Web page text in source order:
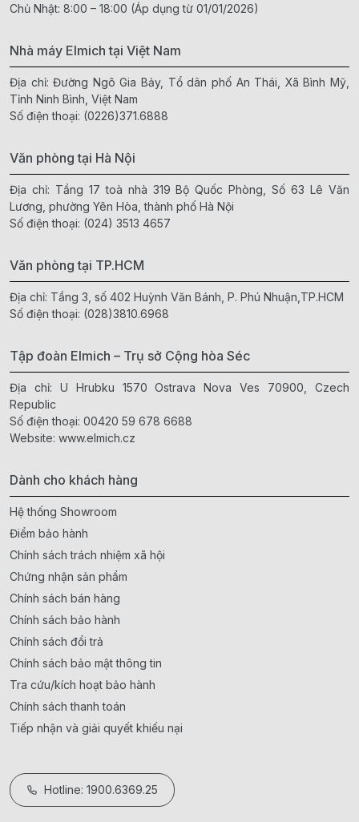
Chủ Nhật: 8:00 – 18:00 (Áp dụng từ 01/01/2026)
Nhà máy Elmich tại Việt Nam
Địa chỉ: Đường Ngô Gia Bảy, Tổ dân phố An Thái, Xã Bình Mỹ,
Tỉnh Ninh Bình, Việt Nam
Số điện thoại: (0226)371.6888
Văn phòng tại Hà Nội
Địa chỉ: Tầng 17 toà nhà 319 Bộ Quốc Phòng, Số 63 Lê Văn
Lương, phường Yên Hòa, thành phố Hà Nội
Số điện thoại: (024) 3513 4657
Văn phòng tại TP.HCM
Địa chỉ: Tầng 3, số 402 Huỳnh Văn Bánh, P. Phú Nhuận,TP.HCM
Số điện thoại: (028)3810.6968
Tập đoàn Elmich – Trụ sở Cộng hòa Séc
Địa chỉ: U Hrubku 1570 Ostrava Nova Ves 70900, Czech
Republic
Số điện thoại: 00420 59 678 6688
Website: www.elmich.cz
Dành cho khách hàng
Hệ thống Showroom
Điểm bảo hành
Chính sách trách nhiệm xã hội
Chứng nhận sản phẩm
Chính sách bán hàng
Chính sách bảo hành
Chính sách đổi trả
Chính sách bảo mật thông tin
Tra cứu/kích hoạt bảo hành
Chính sách thanh toán
Tiếp nhận và giải quyết khiếu nại
Hotline: 1900.6369.25